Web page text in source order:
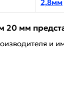
2,8мм
20 мм
и